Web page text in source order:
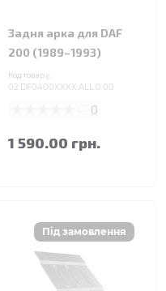
Задня арка для DAF
200 (1989–1993)
Код товару:
02.DF0400XXXX.ALL.0.00
0
1 590.00 грн.